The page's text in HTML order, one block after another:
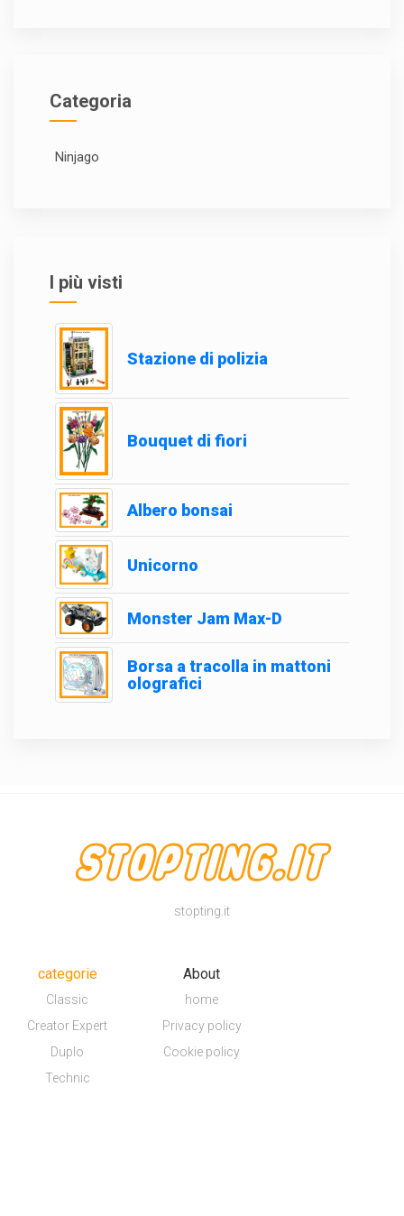
Categoria
Ninjago
I più visti
Stazione di polizia
Bouquet di fiori
Albero bonsai
Unicorno
Monster Jam Max-D
Borsa a tracolla in mattoni
olografici
stopting.it
categorie
Classic
Creator Expert
Duplo
Technic
About
home
Privacy policy
Cookie policy